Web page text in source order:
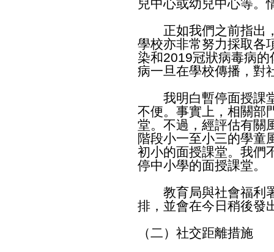
兒中心或幼兒中心等。
正如我們之前指出，
學校亦非常努力採取各
染和2019冠狀病毒病
病一旦在學校傳播，對
我明白暫停面授課堂
不便。事實上，相關部
堂。不過，經評估有關
階段小一至小三的學童
初小的面授課堂。我們
停中小學的面授課堂。
教育局與社會福利署
排，並會在今日稍後發
（二）社交距離措施